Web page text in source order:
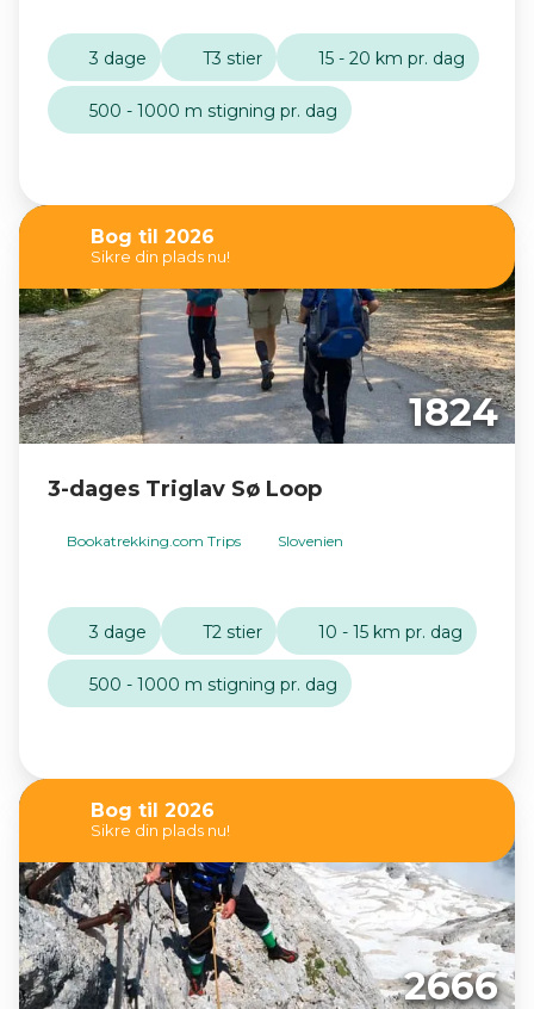
3 dage T3 stier 15 - 20 km pr. dag
500 - 1000 m stigning pr. dag
Bog til 2026
Sikre din plads nu!
1824
3-dages Triglav Sø Loop
Bookatrekking.com Trips Slovenien
3 dage T2 stier 10 - 15 km pr. dag
500 - 1000 m stigning pr. dag
Bog til 2026
Sikre din plads nu!
2666